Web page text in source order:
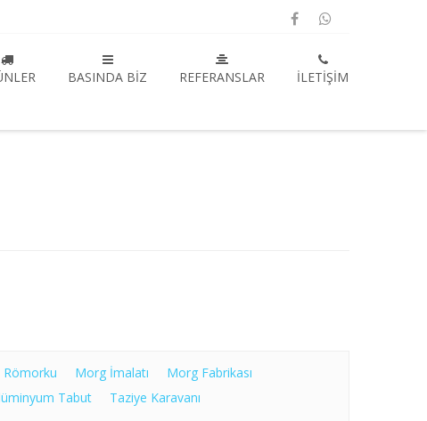
BASINDA BIZ REFERANSLAR İLETIŞIM
Römorku Morg İmalatı
Morg Fabrikası
Tabut Taziye Karavanı